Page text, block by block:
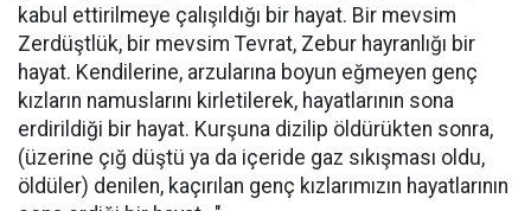
kabul ettirilmeye çalışıldığı bir hayat. Bir mevsim
Zerdüştlük, bir mevsim Tevrat, Zebur hayranlığı bir
hayat. Kendilerine, arzularına boyun eğmeyen genç
kızların namuslarını kirletilerek, hayatlarının sona
erdirildiği bir hayat. Kurşuna dizilip öldürükten sonra,
(üzerine çığ düştü ya da içeride gaz sıkışması oldu,
öldüler) denilen, kaçırılan genç kızlarımızın hayatlarının